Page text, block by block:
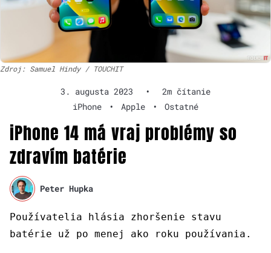
Zdroj: Samuel Hindy / TOUCHIT
3. augusta 2023 •
2m čítanie
iPhone
• Apple • Ostatné
iPhone 14 má vraj problémy so
zdravím batérie
Peter Hupka
Používatelia hlásia zhoršenie stavu
batérie už po menej ako roku používania.